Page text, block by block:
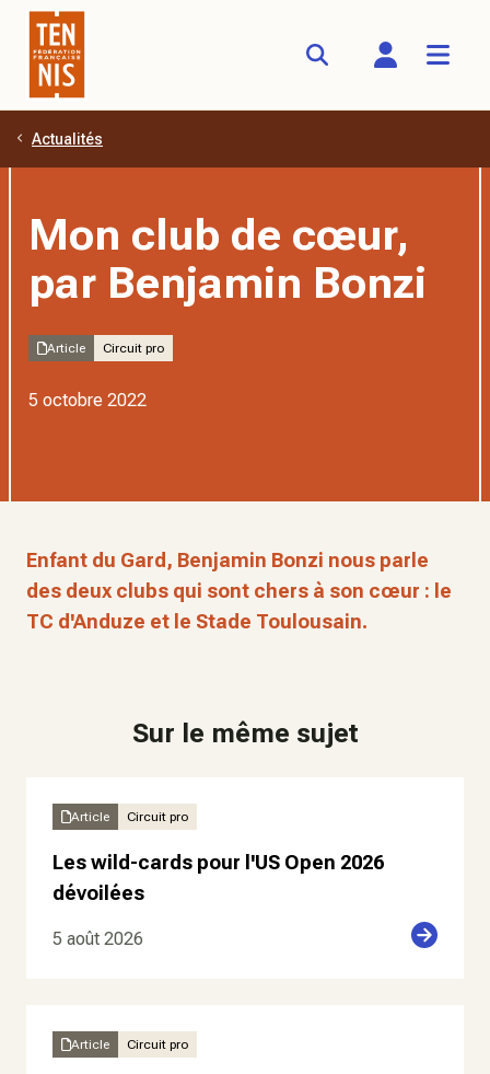
Aller au contenu principal
Actualités
Mon club de cœur,
par Benjamin Bonzi
Article Circuit pro
5 octobre 2022
Enfant du Gard, Benjamin Bonzi nous parle
des deux clubs qui sont chers à son cœur : le
TC d'Anduze et le Stade Toulousain.
Sur le même sujet
Article Circuit pro
Les wild-cards pour l'US Open 2026
dévoilées
5 août 2026
Article Circuit pro